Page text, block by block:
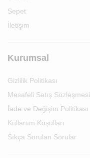
Sepet
İletişim
Kurumsal
Gizlilik Politikası
Mesafeli Satış Sözleşmesi
İade ve Değişim Politikası
Kullanım Koşulları
Sıkça Sorulan Sorular